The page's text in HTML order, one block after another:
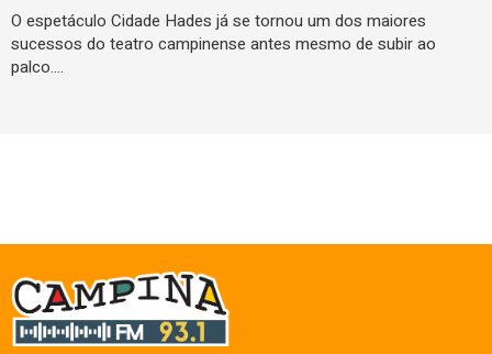
O espetáculo Cidade Hades já se tornou um dos maiores
sucessos do teatro campinense antes mesmo de subir ao
palco.…